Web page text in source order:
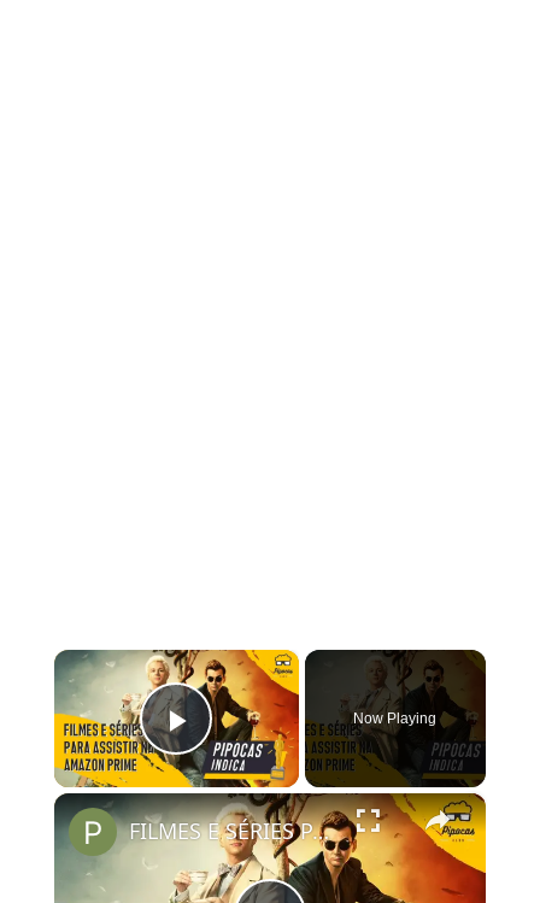
×
Play Video
Now Playing
×
FILMES E SÉRIES PARA ASSISTIR NO AMAZON PRIME VIDEO | #PipocasIndica 7